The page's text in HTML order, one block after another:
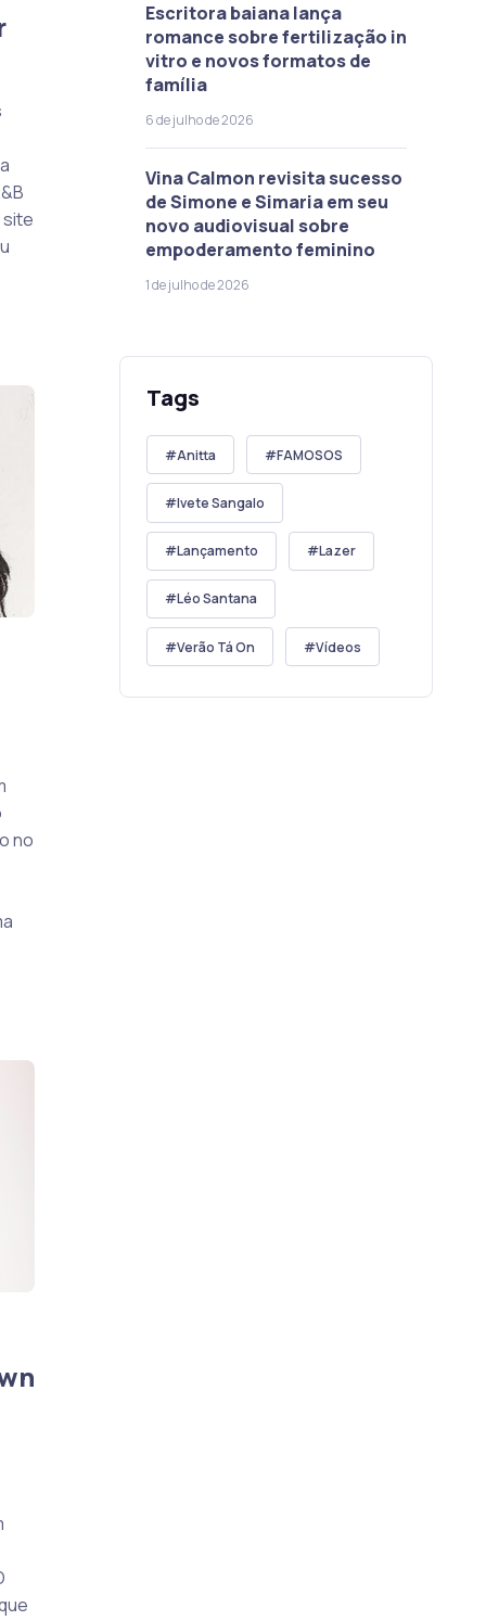
site
no
Escritora baiana lança
romance sobre fertilização in
vitro e novos formatos de
família
6 de julho de 2026
Vina Calmon revisita sucesso
de Simone e Simaria em seu
novo audiovisual sobre
empoderamento feminino
1 de julho de 2026
Tags
Anitta FAMOSOS
Ivete Sangalo
Lançamento Lazer
Léo Santana
Verão Tá On Vídeos